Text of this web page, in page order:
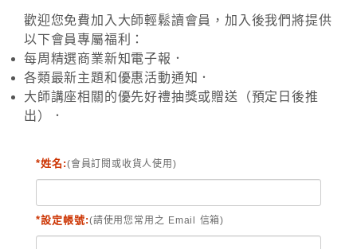
歡迎您免費加入大師輕鬆讀會員，加入後我們將提供
以下會員專屬福利：
每周精選商業新知電子報．
各類最新主題和優惠活動通知．
大師講座相關的優先好禮抽獎或贈送（預定日後推
出）．
*姓名:(會員訂閱或收貨人使用)
*設定帳號:(請使用您常用之 Email 信箱)